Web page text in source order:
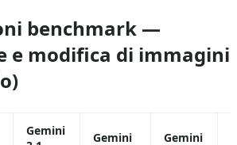
benchmark —
e modifica di immagini
Gemini
Gemini
Gemini